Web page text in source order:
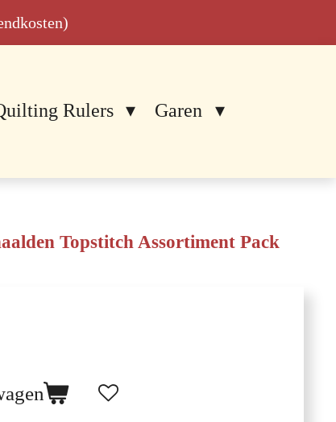
Rulers Garen
Topstitch Assortiment Pack